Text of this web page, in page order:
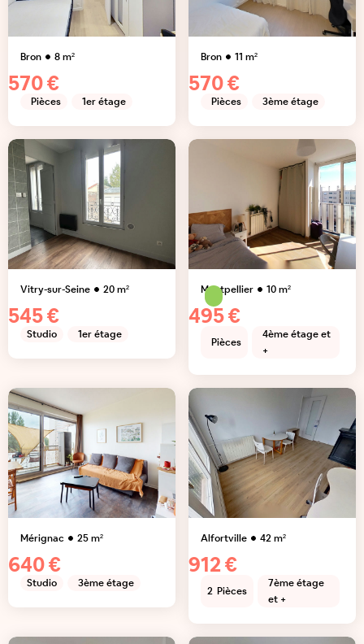
Bron 8m²
570 €
Pièces 1er étage
Bron 11 m²
570 €
Pièces 3ème étage
Vitry-sur-Seine 20m²
545 €
Studio 1er étage
Montpellier 10m²
495 €
Pièces
4ème étage et
+
Mérignac 25m²
640 €
Studio 3ème étage
Alfortville 42m²
912 €
2 Pièces
7ème étage
et +